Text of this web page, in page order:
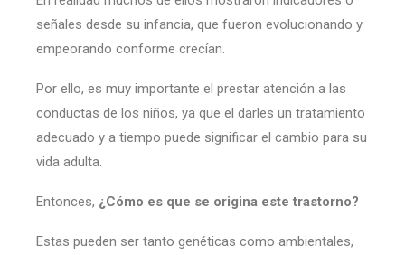
señales desde su infancia, que fueron evolucionando y
empeorando conforme crecían.
Por ello, es muy importante el prestar atención a las
conductas de los niños, ya que el darles un tratamiento
adecuado y a tiempo puede significar el cambio para su
vida adulta.
Entonces, ¿Cómo es que se origina este trastorno?
Estas pueden ser tanto genéticas como ambientales,